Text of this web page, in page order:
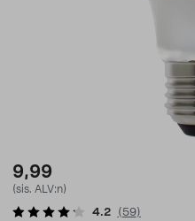
9,99
(sis. ALV:n)
4.2 ( 59)